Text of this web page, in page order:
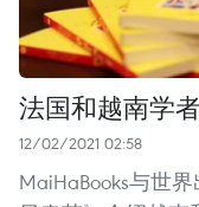
法国和越南学
12/02/2021 02:58
MaiHaBooks与世